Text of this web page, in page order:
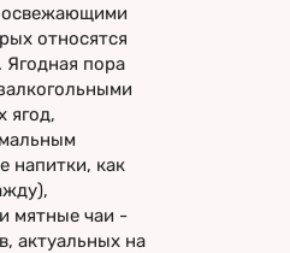
освежающими
относятся
Ягодная пора
ягод,
напитки, как
мятные чаи -
актуальных на